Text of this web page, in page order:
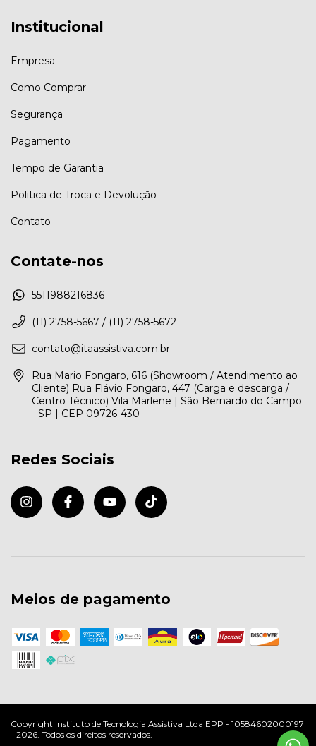
Institucional
Empresa
Como Comprar
Segurança
Pagamento
Tempo de Garantia
Politica de Troca e Devolução
Contato
Contate-nos
5511988216836
(11) 2758-5667 / (11) 2758-5672
contato@itaassistiva.com.br
Rua Mario Fongaro, 616 (Showroom / Atendimento ao
Cliente) Rua Flávio Fongaro, 447 (Carga e descarga /
Centro Técnico) Vila Marlene | São Bernardo do Campo
- SP | CEP 09726-430
Redes Sociais
Meios de pagamento
Copyright Instituto de Tecnologia Assistiva Ltda EPP - 10584602000197
- 2026. Todos os direitos reservados.